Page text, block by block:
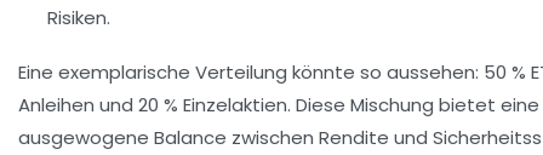
Risiken.
Eine exemplarische Verteilung könnte so aussehen: 50 %
Anleihen und 20 % Einzelaktien. Diese Mischung bietet eine
ausgewogene Balance zwischen Rendite und